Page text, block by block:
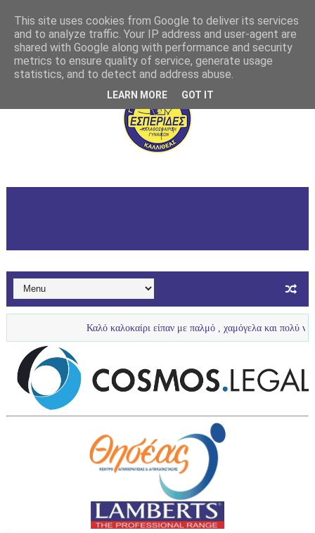
Καλό καλοκαίρι είπαν με παλμό , χαμόγελα και πολύ νερό τα
This site uses cookies from Google to deliver its services
and to analyze traffic. Your IP address and user-agent are
shared with Google along with performance and security
metrics to ensure quality of service, generate usage
statistics, and to detect and address abuse.
LEARN MORE GOT IT